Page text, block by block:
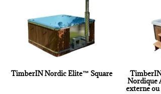
TimberIN Nordic Elite™ Square
Nordique
externe